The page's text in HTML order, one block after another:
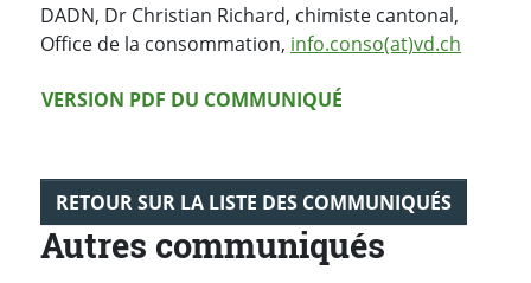
DADN, Dr Christian Richard, chimiste cantonal,
Office de la consommation, info.conso(at)vd.ch
Version PDF
VERSION PDF DU COMMUNIQUÉ
RETOUR SUR LA LISTE DES COMMUNIQUÉS
Autres communiqués